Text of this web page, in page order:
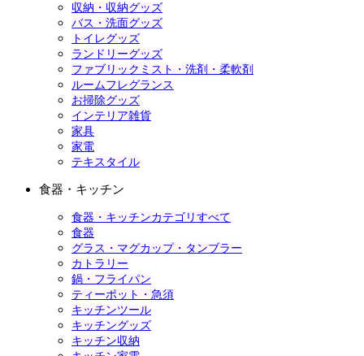
収納・収納グッズ
バス・洗面グッズ
トイレグッズ
ランドリーグッズ
ファブリックミスト・洗剤・柔軟剤
ルームフレグランス
お掃除グッズ
インテリア雑貨
家具
家電
テキスタイル
食器・キッチン
食器・キッチンカテゴリすべて
食器
グラス・マグカップ・タンブラー
カトラリー
鍋・フライパン
ティーポット・急須
キッチンツール
キッチングッズ
キッチン収納